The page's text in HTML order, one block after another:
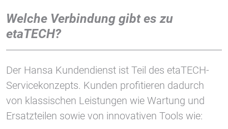
Welche Verbindung gibt es zu
etaTECH?
Der Hansa Kundendienst ist Teil des etaTECH-
Servicekonzepts. Kunden profitieren dadurch
von klassischen Leistungen wie Wartung und
Ersatzteilen sowie von innovativen Tools wie: